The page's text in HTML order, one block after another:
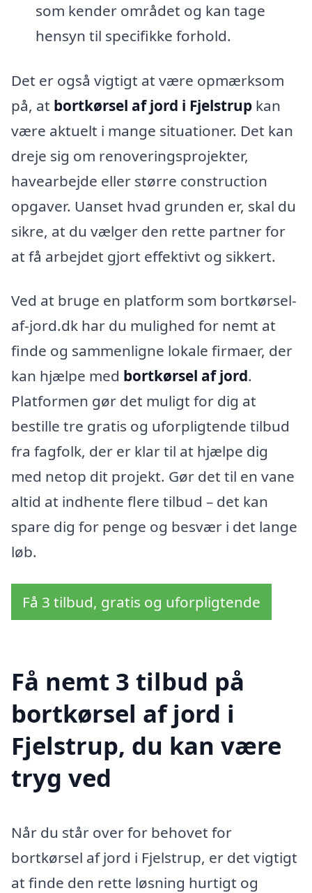
som kender området og kan tage
hensyn til specifikke forhold.
Det er også vigtigt at være opmærksom
på, at bortkørsel af jord i Fjelstrup kan
være aktuelt i mange situationer. Det kan
dreje sig om renoveringsprojekter,
havearbejde eller større construction
opgaver. Uanset hvad grunden er, skal du
sikre, at du vælger den rette partner for
at få arbejdet gjort effektivt og sikkert.
Ved at bruge en platform som bortkørsel-
af-jord.dk har du mulighed for nemt at
finde og sammenligne lokale firmaer, der
kan hjælpe med bortkørsel af jord.
Platformen gør det muligt for dig at
bestille tre gratis og uforpligtende tilbud
fra fagfolk, der er klar til at hjælpe dig
med netop dit projekt. Gør det til en vane
altid at indhente flere tilbud – det kan
spare dig for penge og besvær i det lange
løb.
Få 3 tilbud, gratis og uforpligtende
Få nemt 3 tilbud på
bortkørsel af jord i
Fjelstrup, du kan være
tryg ved
Når du står over for behovet for
bortkørsel af jord i Fjelstrup, er det vigtigt
at finde den rette løsning hurtigt og